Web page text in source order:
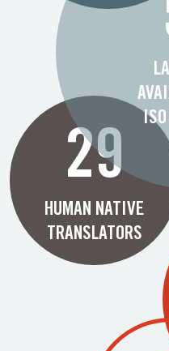
29
HUMAN NATIVE
TRANSLATORS